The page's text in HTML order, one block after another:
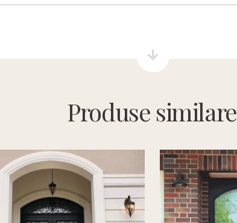
Produse similare